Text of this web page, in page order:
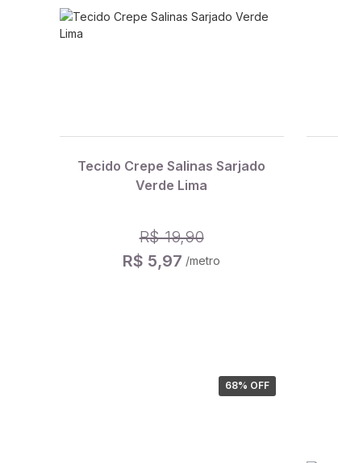
Tecido Crepe Salinas Sarjado
Verde Lima
R$ 19,90
R$ 5,97 /metro
68% OFF